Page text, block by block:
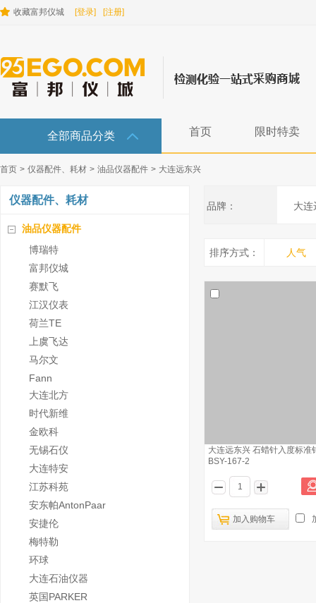
收藏富邦仪城 [登录] [注册]
全部商品分类 首页 限时特卖
首页 > 仪器配件、耗材 > 油品仪器配件 > 大连远东兴
仪器配件、耗材
油品仪器配件
博瑞特
富邦仪城
赛默飞
江汉仪表
荷兰TE
上虞飞达
马尔文
Fann
大连北方
时代新维
金欧科
无锡石仪
大连特安
江苏科苑
安东帕AntonPaar
安捷伦
梅特勒
环球
大连石油仪器
英国PARKER
品牌： 大连
排序方式： 人气
大连远东兴 石蜡针入度标准
BSY-167-2
加入购物车